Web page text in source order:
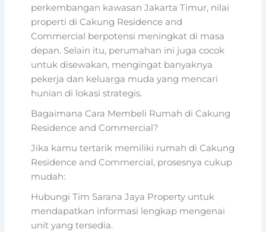
perkembangan kawasan Jakarta Timur, nilai
properti di Cakung Residence and
Commercial berpotensi meningkat di masa
depan. Selain itu, perumahan ini juga cocok
untuk disewakan, mengingat banyaknya
pekerja dan keluarga muda yang mencari
hunian di lokasi strategis.
Bagaimana Cara Membeli Rumah di Cakung
Residence and Commercial?
Jika kamu tertarik memiliki rumah di Cakung
Residence and Commercial, prosesnya cukup
mudah:
Hubungi Tim Sarana Jaya Property untuk
mendapatkan informasi lengkap mengenai
unit yang tersedia.